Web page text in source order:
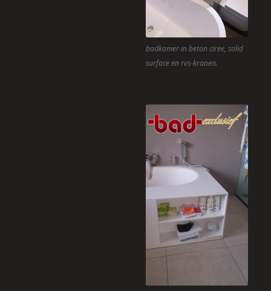
badkamer in beton ciree, solid
surface en rvs-kranen.